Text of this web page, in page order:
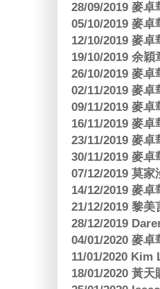
28/09/2019 麥
05/10/2019 麥
12/10/2019 麥
19/10/2019 余
26/10/2019 麥
02/11/2019 麥
09/11/2019 麥
16/11/2019 麥
23/11/2019 麥
30/11/2019 麥
07/12/2019 莫
14/12/2019 麥
21/12/2019 黎
28/12/2019
04/01/2020 麥
11/01/2020
18/01/2020 黃